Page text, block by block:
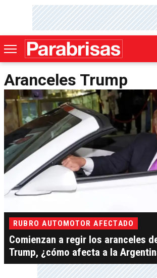
Aranceles Trump
RUBRO AUTOMOTOR AFECTADO
Comienzan a regir los aranceles
Trump, ¿cómo afecta a la